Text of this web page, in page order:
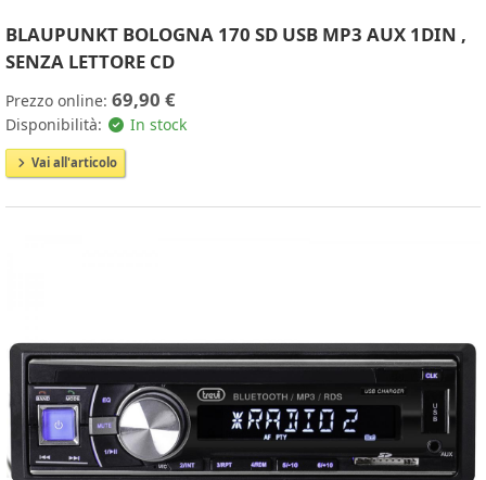
BLAUPUNKT BOLOGNA 170 SD USB MP3 AUX 1DIN ,
SENZA LETTORE CD
Prezzo online: 69,90 €
Disponibilità: In stock
Vai all'articolo